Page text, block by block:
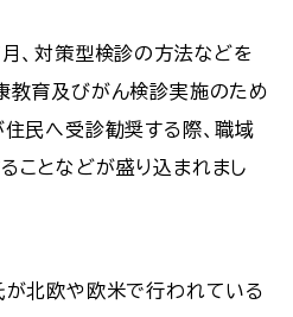
対策型検診の方法などを
教育及びがん検診実施のため
住民へ受診勧奨する際、職域
ことなどが盛り込まれまし
が北欧や欧米で行われている